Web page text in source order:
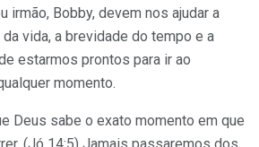
irmão, Bobby, devem nos ajudar a
vida, a brevidade do tempo e a
estarmos prontos para ir ao
momento.
Deus sabe o exato momento em que